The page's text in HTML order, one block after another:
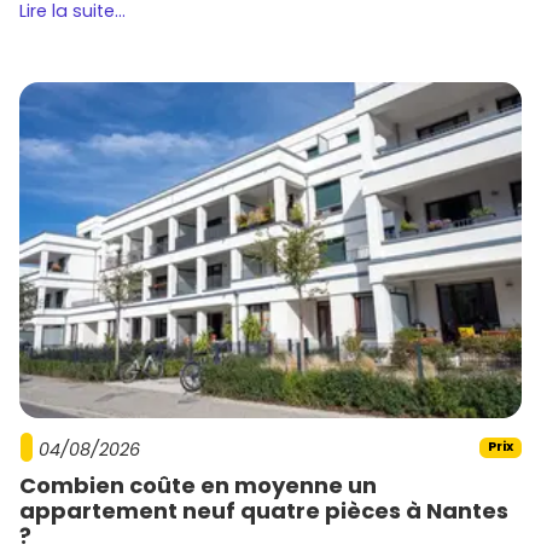
Lire la suite...
04/08/2026 Prix
Combien coûte en moyenne un
appartement neuf quatre pièces à Nantes
?